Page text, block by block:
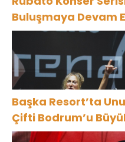
Buluşmaya Devam
Başka Resort’ta
Çifti Bodrum’u